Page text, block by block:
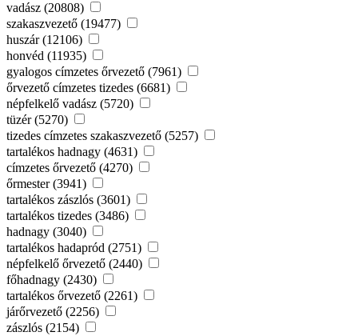
vadász (20808)
szakaszvezető (19477)
huszár (12106)
honvéd (11935)
gyalogos címzetes őrvezető (7961)
őrvezető címzetes tizedes (6681)
népfelkelő vadász (5720)
tüzér (5270)
tizedes címzetes szakaszvezető (5257)
tartalékos hadnagy (4631)
címzetes őrvezető (4270)
őrmester (3941)
tartalékos zászlós (3601)
tartalékos tizedes (3486)
hadnagy (3040)
tartalékos hadapród (2751)
népfelkelő őrvezető (2440)
főhadnagy (2430)
tartalékos őrvezető (2261)
járőrvezető (2256)
zászlós (2154)